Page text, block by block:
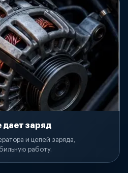
дает заряд
и цепей заряда,
работу.